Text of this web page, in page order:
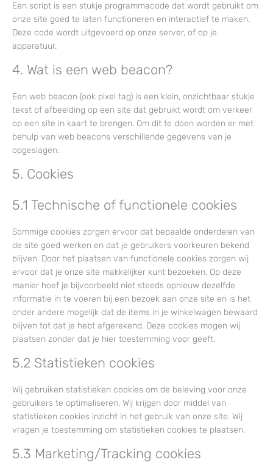
Een script is een stukje programmacode dat wordt gebruikt om
onze site goed te laten functioneren en interactief te maken.
Deze code wordt uitgevoerd op onze server, of op je
apparatuur.
4. Wat is een web beacon?
Een web beacon (ook pixel tag) is een klein, onzichtbaar stukje
tekst of afbeelding op een site dat gebruikt wordt om verkeer
op een site in kaart te brengen. Om dit te doen worden er met
behulp van web beacons verschillende gegevens van je
opgeslagen.
5. Cookies
5.1 Technische of functionele cookies
Sommige cookies zorgen ervoor dat bepaalde onderdelen van
de site goed werken en dat je gebruikers voorkeuren bekend
blijven. Door het plaatsen van functionele cookies zorgen wij
ervoor dat je onze site makkelijker kunt bezoeken. Op deze
manier hoef je bijvoorbeeld niet steeds opnieuw dezelfde
informatie in te voeren bij een bezoek aan onze site en is het
onder andere mogelijk dat de items in je winkelwagen bewaard
blijven tot dat je hebt afgerekend. Deze cookies mogen wij
plaatsen zonder dat je hier toestemming voor geeft.
5.2 Statistieken cookies
Wij gebruiken statistieken cookies om de beleving voor onze
gebruikers te optimaliseren. Wij krijgen door middel van
statistieken cookies inzicht in het gebruik van onze site. Wij
vragen je toestemming om statistieken cookies te plaatsen.
5.3 Marketing/Tracking cookies